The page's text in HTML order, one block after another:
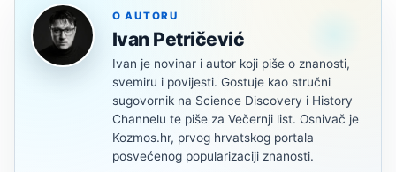
O AUTORU
Ivan Petričević
Ivan je novinar i autor koji piše o znanosti,
svemiru i povijesti. Gostuje kao stručni
sugovornik na Science Discovery i History
Channelu te piše za Večernji list. Osnivač je
Kozmos.hr, prvog hrvatskog portala
posvećenog popularizaciji znanosti.